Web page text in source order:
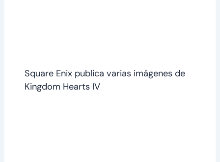
Square Enix publica varias imágenes de
Kingdom Hearts IV